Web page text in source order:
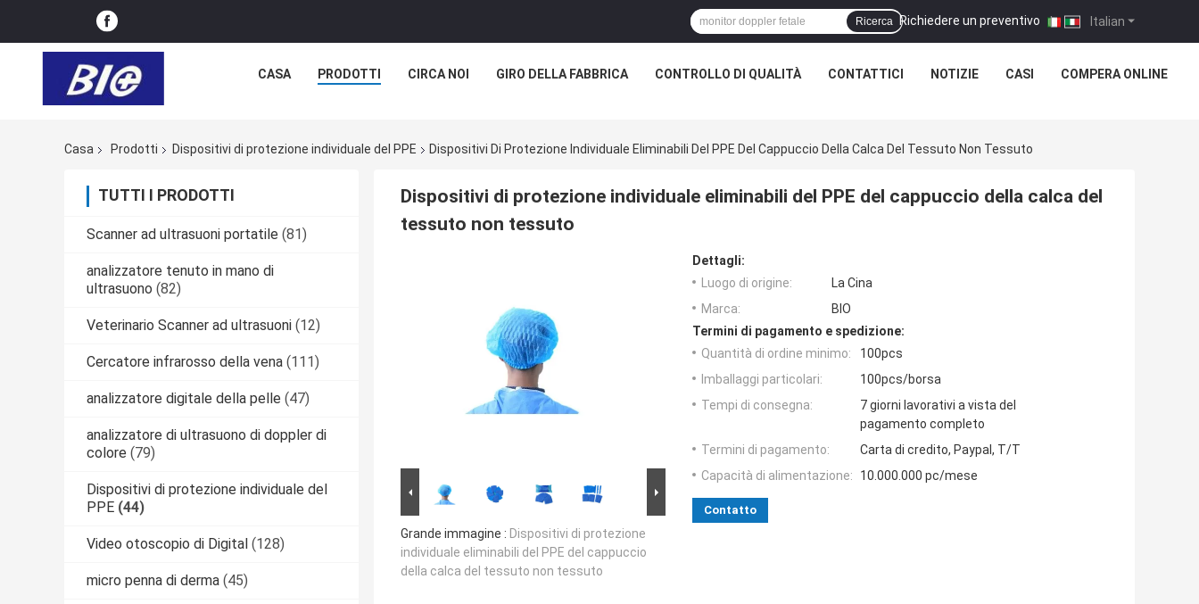
Italian
Richiedere un preventivo |
Ricerca
CASA PRODOTTI CIRCA NOI GIRO DELLA FABBRICA CONTROLLO DI QUALITÀ CONTATTICI NOTIZIE CASI COMPERA ONLINE
Casa Prodotti Dispositivi di protezione individuale del PPE Dispositivi Di Protezione Individuale Eliminabili Del PPE Del Cappuccio Della Calca Del Tessuto Non Tessuto
TUTTI I PRODOTTI
Scanner ad ultrasuoni portatile (81)
analizzatore tenuto in mano di
ultrasuono (82)
Veterinario Scanner ad ultrasuoni (12)
Cercatore infrarosso della vena (111)
analizzatore digitale della pelle (47)
analizzatore di ultrasuono di doppler di
colore (79)
Dispositivi di protezione individuale del
PPE (44)
Video otoscopio di Digital (128)
micro penna di derma (45)
Dispositivi di protezione individuale eliminabili del PPE del cappuccio della calca del
tessuto non tessuto
Grande immagine : Dispositivi di protezione
individuale eliminabili del PPE del cappuccio
della calca del tessuto non tessuto
Dettagli:
Luogo di origine:
La Cina
Marca:
BIO
Termini di pagamento e spedizione:
Quantità di ordine minimo:
100pcs
Imballaggi particolari:
100pcs/borsa
Tempi di consegna:
7 giorni lavorativi a vista del
pagamento completo
Termini di pagamento:
Carta di credito, Paypal, T/T
Capacità di alimentazione:
10.000.000 pc/mese
Contatto